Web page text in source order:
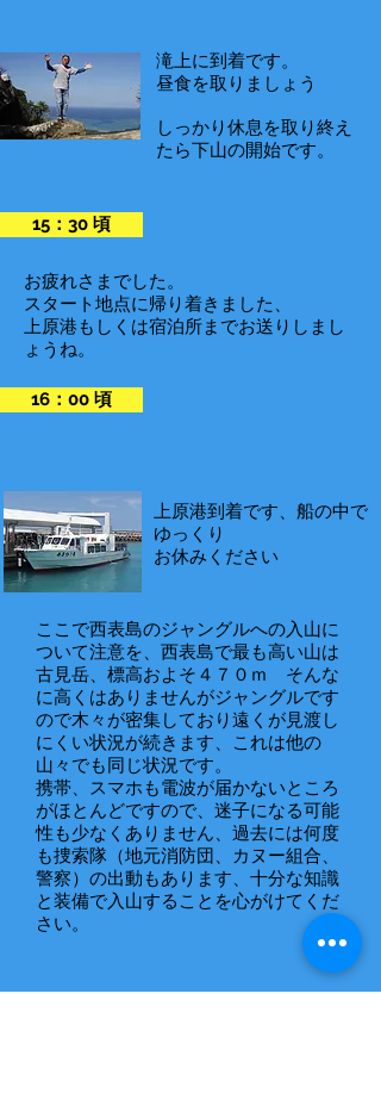
滝上に到着です。
​昼食を取りましょう
しっかり休息を取り終え
たら下山の開始です。
15：30 頃
お疲れさまでした。
スタート地点に帰り着きました、
​上原港もしくは宿泊所までお送りしまし
ょうね。
16：00 頃
上原港到着です、船の中で
ゆっくり
お休みください
ここで西表島のジャングルへの入山に
ついて注意を、西表島で最も高い山は
古見岳、標高およそ４７０ｍ そんな
に高くはありませんがジャングルです
ので木々が密集しており遠くが見渡し
にくい状況が続きます、これは他の
山々でも同じ状況です。
​携帯、スマホも電波が届かないところ
がほとんどですので、迷子になる可能
性も少なくありません、過去には何度
も捜索隊（地元消防団、カヌー組合、
警察）の出動もあります、十分な知識
と装備で入山することを心がけてくだ
さい。